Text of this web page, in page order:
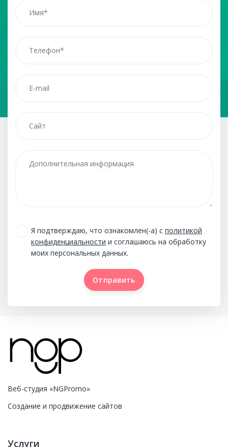
Я подтверждаю, что ознакомлен(-а) с политикой
конфиденциальности и соглашаюсь на обработку
моих персональных данных.
Отправить
Отправить
Веб-студия «NGPromo»
Создание и продвижение сайтов
Услуги